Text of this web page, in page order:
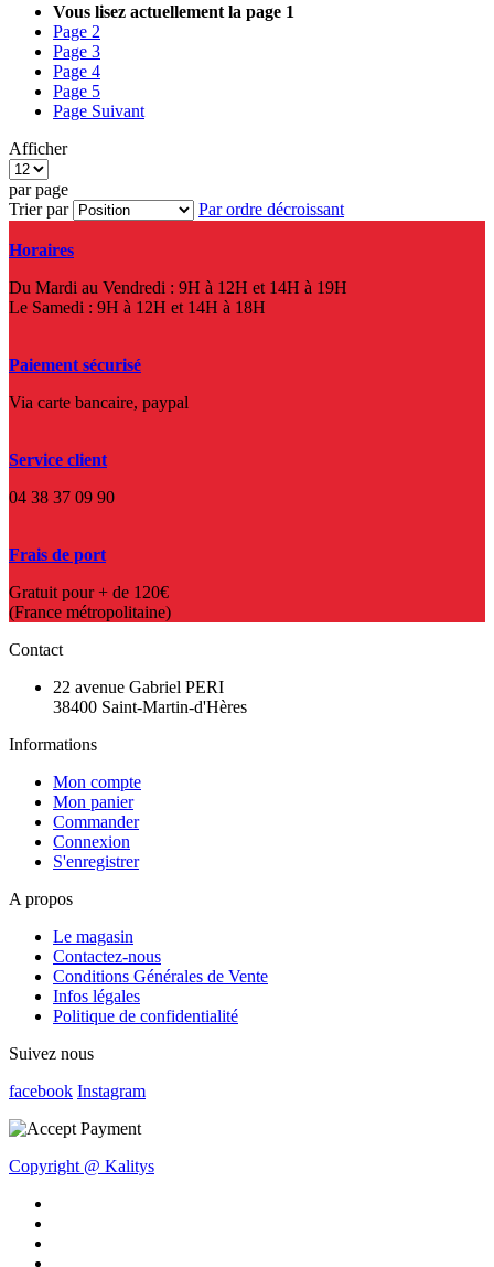
Vous lisez actuellement la page 1
Page 2
Page 3
Page 4
Page 5
Page Suivant
Afficher
par page
Trier par
Par ordre décroissant
Horaires
Du Mardi au Vendredi : 9H à 12H et 14H à 19H
Le Samedi : 9H à 12H et 14H à 18H
Paiement sécurisé
Via carte bancaire, paypal
Service client
04 38 37 09 90
Frais de port
Gratuit pour + de 120€
(France métropolitaine)
Contact
22 avenue Gabriel PERI
38400 Saint-Martin-d'Hères
Informations
Mon compte
Mon panier
Commander
Connexion
S'enregistrer
A propos
Le magasin
Contactez-nous
Conditions Générales de Vente
Infos légales
Politique de confidentialité
Suivez nous
facebook Instagram
Copyright @ Kalitys